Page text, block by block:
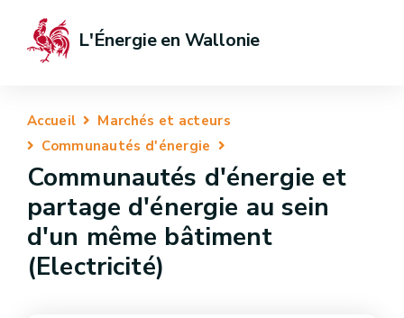
L'Énergie en Wallonie
Accueil
Marchés et acteurs
Communautés d'énergie
Communautés d'énergie et
partage d'énergie au sein
d'un même bâtiment
(Electricité)